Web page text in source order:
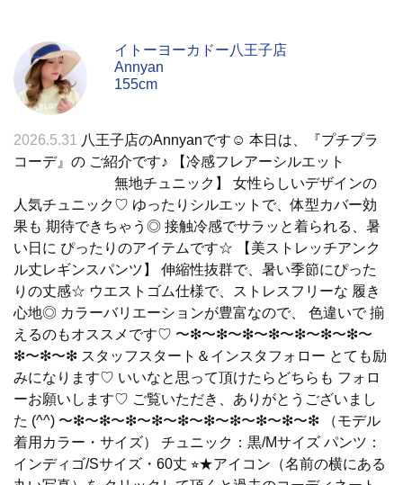
イトーヨーカドー八王子店
Annyan
155cm
2026.5.31
八王子店のAnnyanです☺︎ 本日は、『プチプラ
コーデ』の ご紹介です♪ 【冷感フレアーシルエット
無地チュニック】 女性らしいデザインの
人気チュニック♡ ゆったりシルエットで、体型カバー効
果も 期待できちゃう◎ 接触冷感でサラッと着られる、暑
い日に ぴったりのアイテムです☆ 【美ストレッチアンク
ル丈レギンスパンツ】 伸縮性抜群で、暑い季節にぴった
りの丈感☆ ウエストゴム仕様で、ストレスフリーな 履き
心地◎ カラーバリエーションが豊富なので、 色違いで 揃
えるのもオススメです♡ 〜❇︎〜❇︎〜❇︎〜❇︎〜❇︎〜❇︎〜❇︎〜
❇︎〜❇︎〜❇︎ スタッフスタート＆インスタフォロー とても励
みになります♡ いいなと思って頂けたらどちらも フォロ
ーお願いします♡ ご覧いただき、ありがとうございまし
た (^^) 〜❇︎〜❇︎〜❇︎〜❇︎〜❇︎〜❇︎〜❇︎〜❇︎〜❇︎〜❇︎ （モデル
着用カラー・サイズ） チュニック：黒/Mサイズ パンツ：
インディゴ/Sサイズ・60丈 ⭐︎★アイコン（名前の横にある